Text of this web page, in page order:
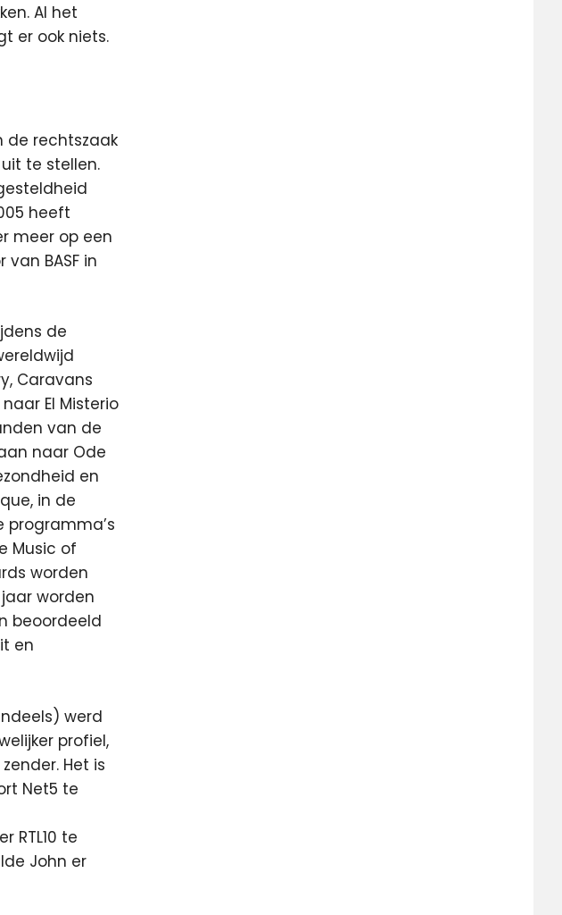
Al het
er ook niets.
de rechtszaak
te stellen.
heeft
meer op een
BASF in
de
Caravans
El Misterio
van de
naar Ode
en
in de
programma’s
Music of
worden
worden
beoordeeld
en
werd
profiel,
Het is
Net5 te
RTL10 te
John er